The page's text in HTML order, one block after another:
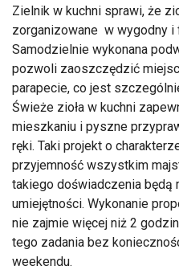
Zielnik w kuchni sprawi, że
zorganizowane w wygodny i
Samodzielnie wykonana
pozwoli zaoszczędzić
parapecie, co jest
Świeże zioła w kuchni
mieszkaniu i pyszne
ręki. Taki projekt o
przyjemność wszystkim
takiego doświadczenia będą
umiejętności. Wykonanie
nie zajmie więcej niż 2
tego zadania bez
weekendu.